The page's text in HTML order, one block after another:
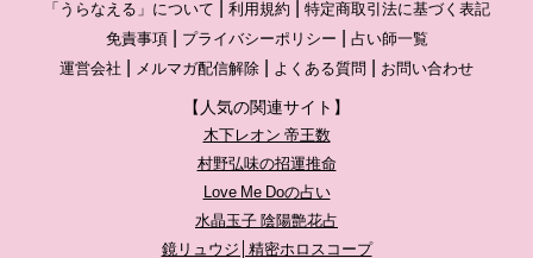
「うらなえる」について 利用規約
特定商取引法に基づく表記
免責事項
プライバシーポリシー
占い師一覧
運営会社
メルマガ配信解除 よくある質問 お問い合わせ
【人気の関連サイト】
木下レオン 帝王数
村野弘味の招運推命
Love Me Doの占い
水晶玉子 陰陽艶花占
鏡リュウジ│精密ホロスコープ